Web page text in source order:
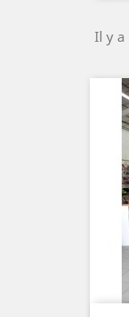
Il y a